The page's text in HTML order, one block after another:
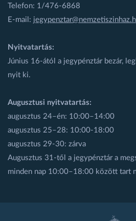
Telefon: 1/476-6868
E-mail:
Nyitvatartás:
Június 16-ától a jegypénztár bezár,
nyit ki.
Augusztusi nyitvatartás:
augusztus 24–én: 10:00–14:00
augusztus 25–28: 10:00-18:00
augusztus 29-30: zárva
Augusztus 31-től a jegypénztár a
minden nap 10:00–18:00 között tart